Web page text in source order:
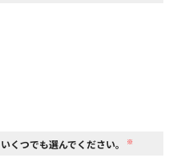
くつでも選んでください。 ※